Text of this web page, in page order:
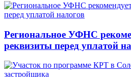
Региональное УФНС
реквизиты перед уплатой